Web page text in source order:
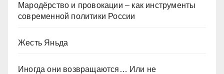
Мародёрство и провокации – как инструменты
современной политики России
Жесть Яньда
Иногда они возвращаются… Или не